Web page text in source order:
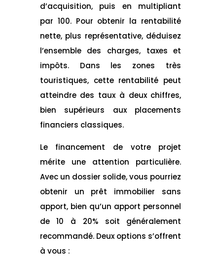
d’acquisition, puis en multipliant
par 100. Pour obtenir la rentabilité
nette, plus représentative, déduisez
l’ensemble des charges, taxes et
impôts. Dans les zones très
touristiques, cette rentabilité peut
atteindre des taux à deux chiffres,
bien supérieurs aux placements
financiers classiques.
Le financement de votre projet
mérite une attention particulière.
Avec un dossier solide, vous pourriez
obtenir un prêt immobilier sans
apport, bien qu’un apport personnel
de 10 à 20% soit généralement
recommandé. Deux options s’offrent
à vous :